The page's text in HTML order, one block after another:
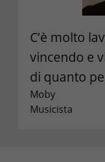
C’è molto
vincendo e
di quanto
Moby
Musicista